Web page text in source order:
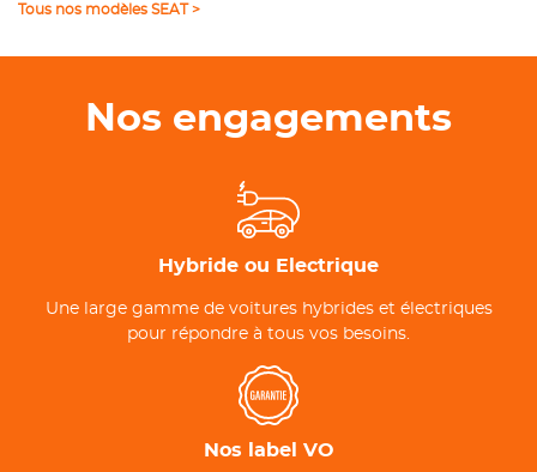
Tous nos modèles SEAT >
Nos engagements
Hybride ou Electrique
Une large gamme de voitures hybrides et électriques
pour répondre à tous vos besoins.
Nos label VO